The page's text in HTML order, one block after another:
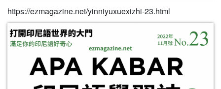
https://ezmagazine.net/yinniyuxuexizhi-23.html